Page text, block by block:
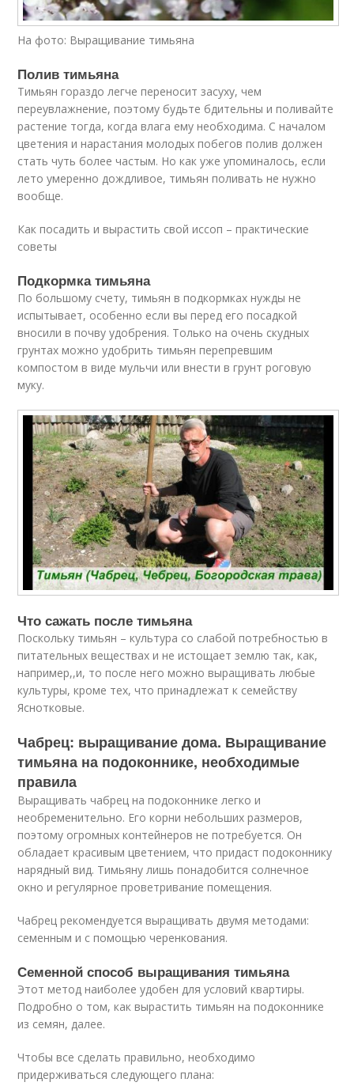
На фото: Выращивание тимьяна
Полив тимьяна
Тимьян гораздо легче переносит засуху, чем
переувлажнение, поэтому будьте бдительны и поливайте
растение тогда, когда влага ему необходима. С началом
цветения и нарастания молодых побегов полив должен
стать чуть более частым. Но как уже упоминалось, если
лето умеренно дождливое, тимьян поливать не нужно
вообще.
Как посадить и вырастить свой иссоп – практические
советы
Подкормка тимьяна
По большому счету, тимьян в подкормках нужды не
испытывает, особенно если вы перед его посадкой
вносили в почву удобрения. Только на очень скудных
грунтах можно удобрить тимьян перепревшим
компостом в виде мульчи или внести в грунт роговую
муку.
Что сажать после тимьяна
Поскольку тимьян – культура со слабой потребностью в
питательных веществах и не истощает землю так, как,
например,,и, то после него можно выращивать любые
культуры, кроме тех, что принадлежат к семейству
Яснотковые.
Чабрец: выращивание дома. Выращивание
тимьяна на подоконнике, необходимые
правила
Выращивать чабрец на подоконнике легко и
необременительно. Его корни небольших размеров,
поэтому огромных контейнеров не потребуется. Он
обладает красивым цветением, что придаст подоконнику
нарядный вид. Тимьяну лишь понадобится солнечное
окно и регулярное проветривание помещения.
Чабрец рекомендуется выращивать двумя методами:
семенным и с помощью черенкования.
Семенной способ выращивания тимьяна
Этот метод наиболее удобен для условий квартиры.
Подробно о том, как вырастить тимьян на подоконнике
из семян, далее.
Чтобы все сделать правильно, необходимо
придерживаться следующего плана: